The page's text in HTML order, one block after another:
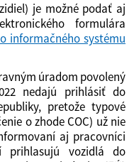
je možné podať aj
formulára
informačného systému
úradom povolený
nedajú prihlásiť do
pretože typové
o zhode COC) už nie
aj pracovníci
prihlasujú vozidlá do